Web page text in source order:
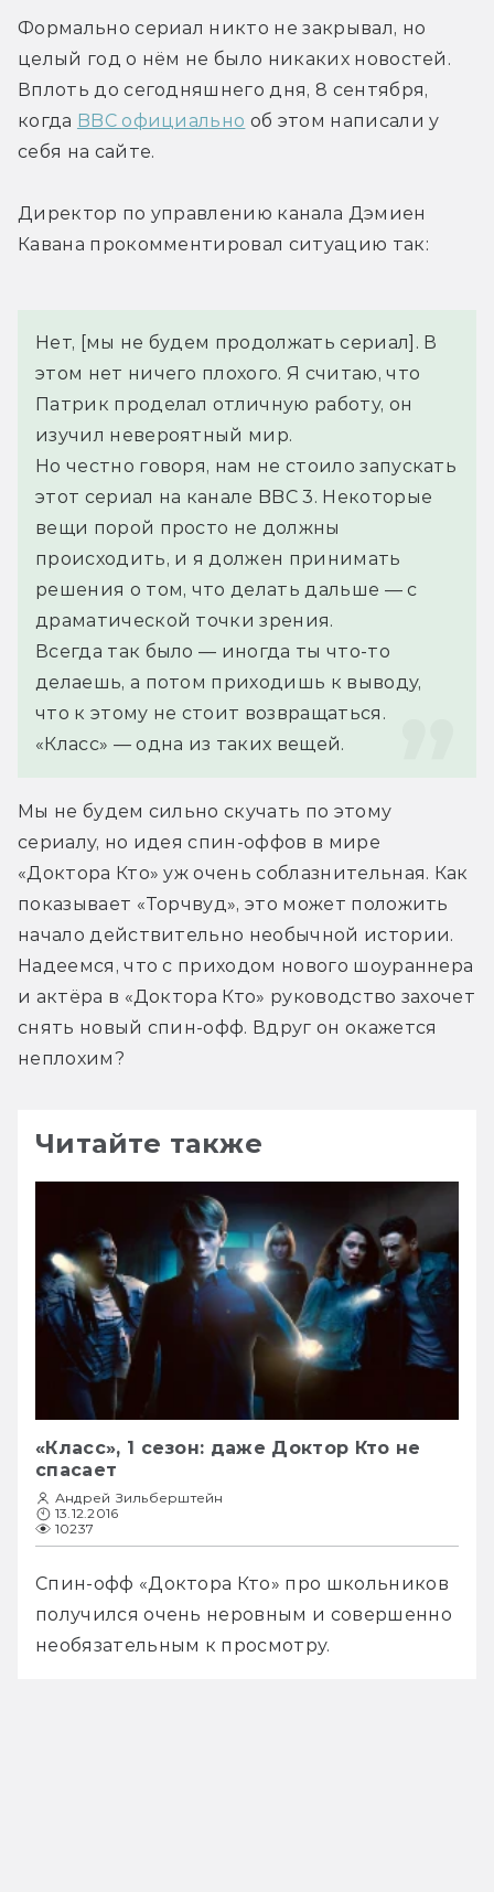
Формально сериал никто не закрывал, но
целый год о нём не было никаких новостей.
Вплоть до сегодняшнего дня, 8 сентября,
когда BBC официально об этом написали у
себя на сайте.
Директор по управлению канала Дэмиен
Кавана прокомментировал ситуацию так:
Нет, [мы не будем продолжать сериал]. В
этом нет ничего плохого. Я считаю, что
Патрик проделал отличную работу, он
изучил невероятный мир.
Но честно говоря, нам не стоило запускать
этот сериал на канале BBC 3. Некоторые
вещи порой просто не должны
происходить, и я должен принимать
решения о том, что делать дальше — с
драматической точки зрения.
Всегда так было — иногда ты что-то
делаешь, а потом приходишь к выводу,
что к этому не стоит возвращаться.
«Класс» — одна из таких вещей.
Мы не будем сильно скучать по этому
сериалу, но идея спин-оффов в мире
«Доктора Кто» уж очень соблазнительная. Как
показывает «Торчвуд», это может положить
начало действительно необычной истории.
Надеемся, что с приходом нового шоураннера
и актёра в «Доктора Кто» руководство захочет
снять новый спин-офф. Вдруг он окажется
неплохим?
Читайте также
«Класс», 1 сезон: даже Доктор Кто не
спасает
Андрей Зильберштейн
13.12.2016
10237
Спин-офф «Доктора Кто» про школьников
получился очень неровным и совершенно
необязательным к просмотру.